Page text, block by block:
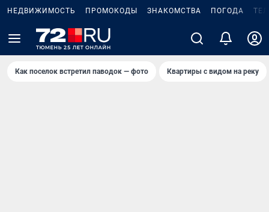
НЕДВИЖИМОСТЬ ПРОМОКОДЫ ЗНАКОМСТВА ПОГОДА
Как поселок встретил паводок — фото Квартиры с видом на реку